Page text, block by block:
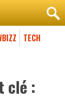
TECH
clé :